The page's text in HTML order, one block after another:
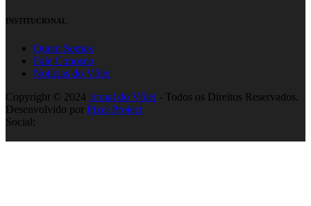
INSTITUCIONAL
Quem Somos
Fale Conosco
Notícias do Vôlei
Copyright © 2024 Jornal do Vôlei - Todos os Direitos Reservados.
Desenvolvido por Pixel Project
Social: